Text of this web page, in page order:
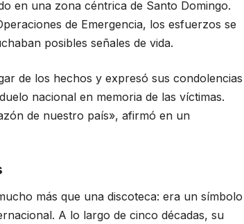
en una zona céntrica de Santo Domingo.
de Emergencia, los esfuerzos se
posibles señales de vida.
de los hechos y expresó sus condolencias
nacional en memoria de las víctimas.
de nuestro país», afirmó en un
más que una discoteca: era un símbolo
A lo largo de cinco décadas, su